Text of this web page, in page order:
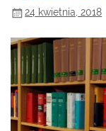
24 kwietnia, 2018